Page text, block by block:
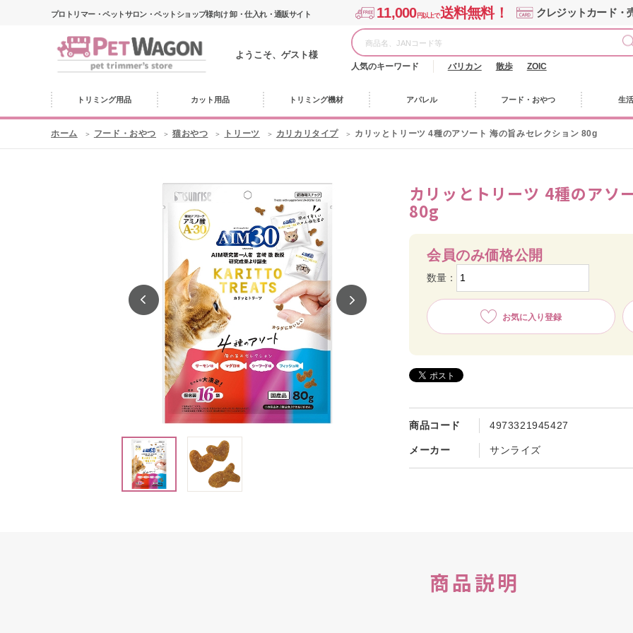
プロトリマー・ペットサロン・ペットショップ様向け 卸・仕入れ・通販サイト 11,000円以上で送料無料！ クレジットカード・
ようこそ、ゲスト様
人気のキーワード バリカン 散歩 ZOIC
トリミング用品 カット用品 トリミング機材 アパレル フード・おやつ 生
ホーム フード・おやつ 猫おやつ トリーツ カリカリタイプ カリッとトリーツ 4種のアソート 海の旨みセレクション 80g
カリッとトリーツ 4種のアソ
80g
商品コード 4973321945427
メーカー サンライズ
会員のみ価格公開
数量：
お気に入り登録
商品説明